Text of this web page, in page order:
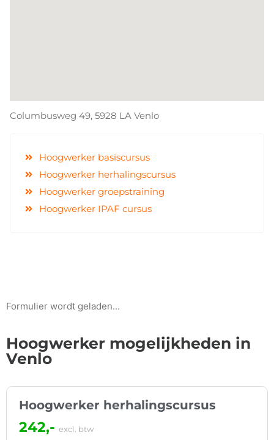
Columbusweg 49, 5928 LA Venlo
Hoogwerker basiscursus
Hoogwerker herhalingscursus
Hoogwerker groepstraining
Hoogwerker IPAF cursus
Formulier wordt geladen...
Hoogwerker mogelijkheden in
Venlo
Hoogwerker herhalingscursus
242,- excl. btw